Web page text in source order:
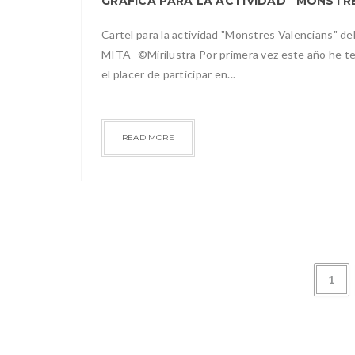
Cartel para la actividad "Monstres Valencians" del
MITA -©Mirilustra Por primera vez este año he
el placer de participar en...
READ MORE
1